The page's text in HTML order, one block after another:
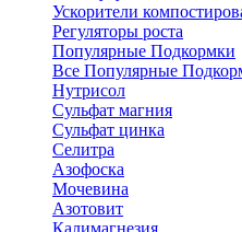
Ускорители
Регуляторы роста
Популярные Подкормки
Все Популярные
Нутрисол
Сульфат магния
Сульфат цинка
Селитра
Азофоска
Мочевина
Азотовит
Калимагнезия